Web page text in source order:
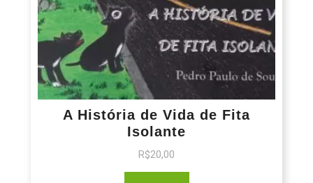
A História de Vida de Fita
Isolante
R$20,00